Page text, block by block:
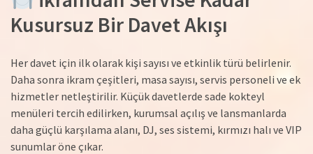
Kusursuz Bir Davet Akışı
Her davet için ilk olarak kişi sayısı ve etkinlik türü belirlenir.
Daha sonra ikram çeşitleri, masa sayısı, servis personeli ve ek
hizmetler netleştirilir. Küçük davetlerde sade kokteyl
menüleri tercih edilirken, kurumsal açılış ve lansmanlarda
daha güçlü karşılama alanı, DJ, ses sistemi, kırmızı halı ve VIP
sunumlar öne çıkar.